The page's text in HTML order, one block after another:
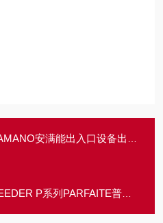
安满能出入口设备出口验票机
P系列PARFAITE普慧 电动增速器